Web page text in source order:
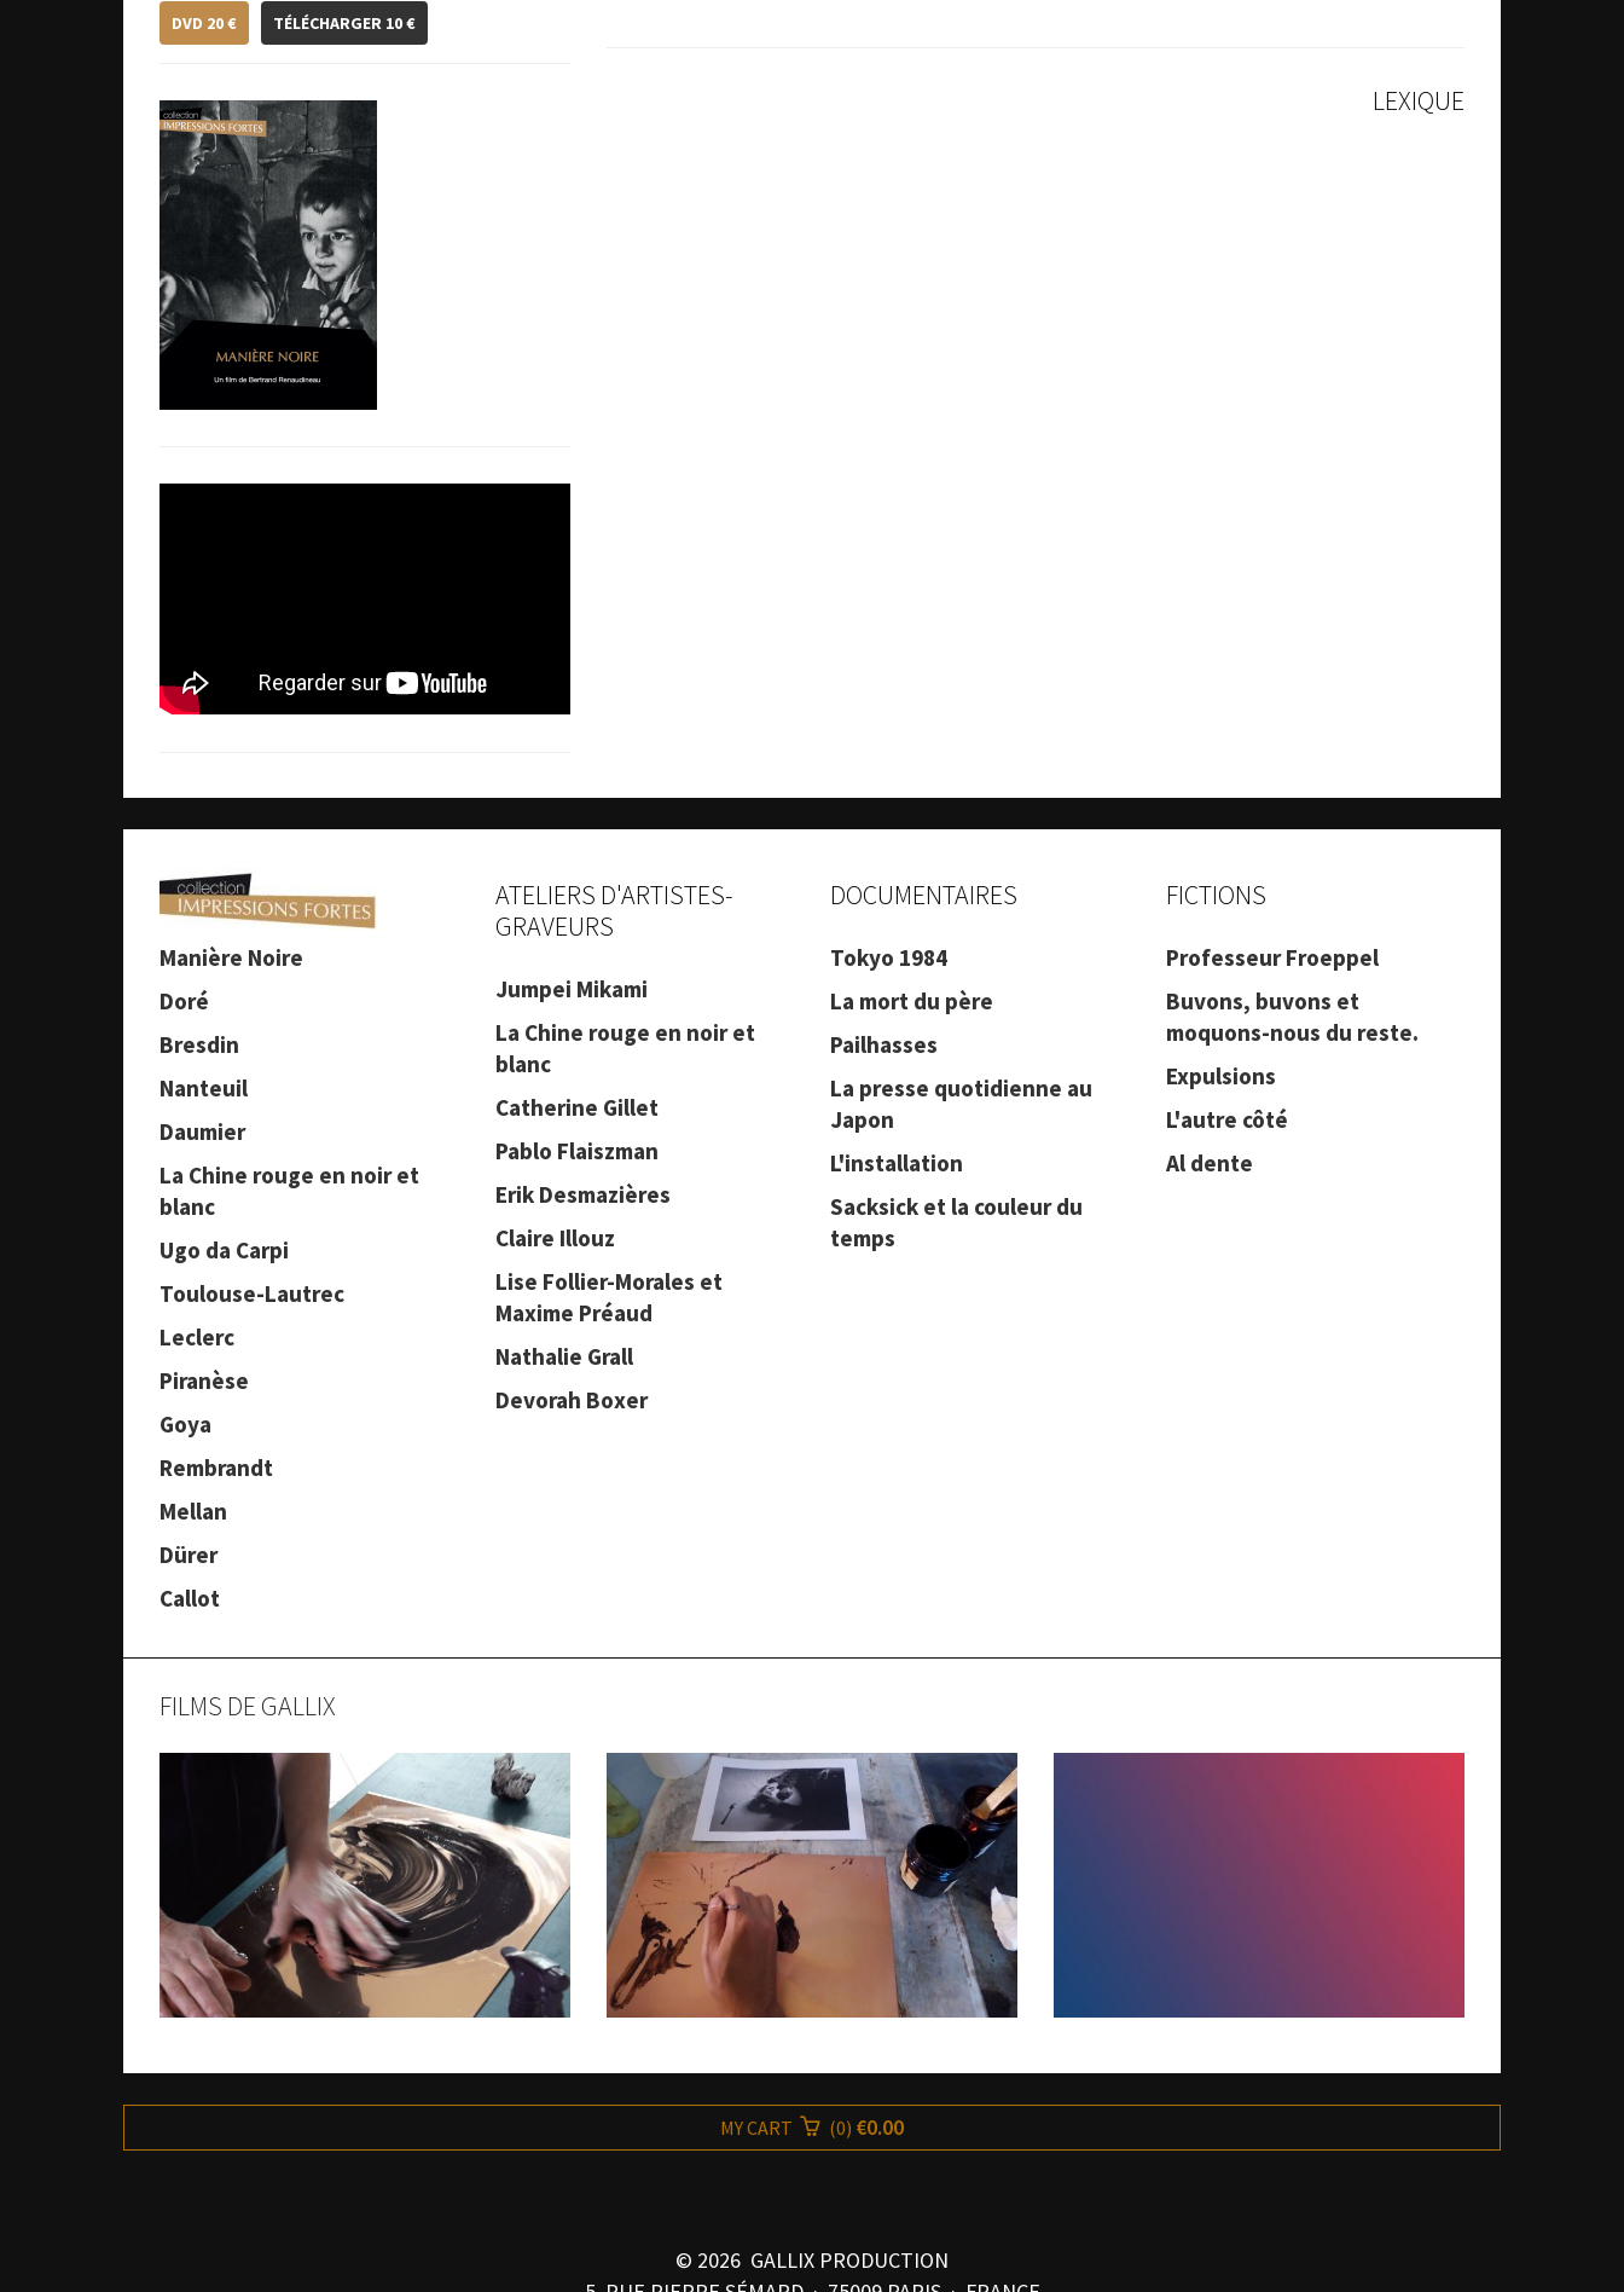
DVD 20 € TÉLÉCHARGER 10 €
LEXIQUE
Manière Noire
Doré
Bresdin
Nanteuil
Daumier
La Chine rouge en noir et
blanc
Ugo da Carpi
Toulouse-Lautrec
Leclerc
Piranèse
Goya
Rembrandt
Mellan
Dürer
Callot
ATELIERS D'ARTISTES-
GRAVEURS
Jumpei Mikami
La Chine rouge en noir et
blanc
Catherine Gillet
Pablo Flaiszman
Erik Desmazières
Claire Illouz
Lise Follier-Morales et
Maxime Préaud
Nathalie Grall
Devorah Boxer
DOCUMENTAIRES
Tokyo 1984
La mort du père
Pailhasses
La presse quotidienne au
Japon
L'installation
Sacksick et la couleur du
temps
FICTIONS
Professeur Froeppel
Buvons, buvons et
moquons-nous du reste.
Expulsions
L'autre côté
Al dente
FILMS DE GALLIX
MY CART (0) €0.00
© 2026 GALLIX PRODUCTION